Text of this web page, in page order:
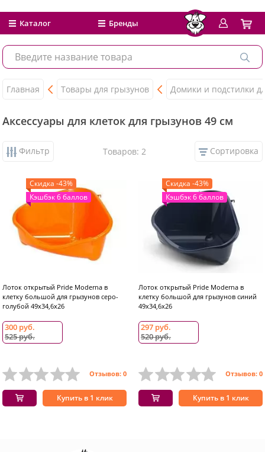
Каталог Бренды
Главная Товары для грызунов Домики и подстилки
Аксессуары для клеток для грызунов 49 см
Фильтр Товаров: 2 Сортировка
Скидка -43%
Кэшбэк 6 баллов
Лоток открытый Pride Moderna в
клетку большой для грызунов серо-
голубой 49x34,6x26
300 руб.
525 руб.
Отзывов: 0
Купить в 1 клик
Скидка -43%
Кэшбэк 6 баллов
Лоток открытый Pride Moderna в
клетку большой для грызунов синий
49x34,6x26
297 руб.
520 руб.
Отзывов: 0
Купить в 1 клик